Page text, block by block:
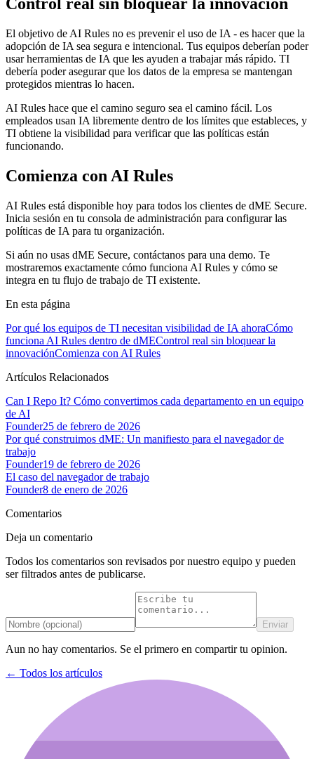
Control real sin bloquear la innovación
El objetivo de AI Rules no es prevenir el uso de IA - es hacer que la
adopción de IA sea segura e intencional. Tus equipos deberían poder
usar herramientas de IA que les ayuden a trabajar más rápido. TI
debería poder asegurar que los datos de la empresa se mantengan
protegidos mientras lo hacen.
AI Rules hace que el camino seguro sea el camino fácil. Los
empleados usan IA libremente dentro de los límites que estableces, y
TI obtiene la visibilidad para verificar que las políticas están
funcionando.
Comienza con AI Rules
AI Rules está disponible hoy para todos los clientes de dME Secure.
Inicia sesión en tu consola de administración para configurar las
políticas de IA para tu organización.
Si aún no usas dME Secure, contáctanos para una demo. Te
mostraremos exactamente cómo funciona AI Rules y cómo se
integra en tu flujo de trabajo de TI existente.
En esta página
Por qué los equipos de TI necesitan visibilidad de IA ahoraCómo
funciona AI Rules dentro de dMEControl real sin bloquear la
innovaciónComienza con AI Rules
Artículos Relacionados
Can I Repo It? Cómo convertimos cada departamento en un equipo
de AI
Founder25 de febrero de 2026
Por qué construimos dME: Un manifiesto para el navegador de
trabajo
Founder19 de febrero de 2026
El caso del navegador de trabajo
Founder8 de enero de 2026
Comentarios
Deja un comentario
Todos los comentarios son revisados por nuestro equipo y pueden
ser filtrados antes de publicarse.
Enviar
Aun no hay comentarios. Se el primero en compartir tu opinion.
← Todos los artículos